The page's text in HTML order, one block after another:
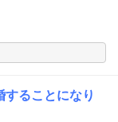
することになり